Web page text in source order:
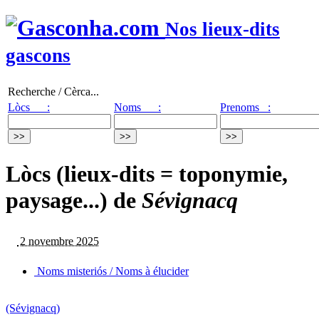
Nos lieux-dits
gascons
Recherche / Cèrca...
Lòcs :
Noms : Prenoms :
Lòcs (lieux-dits = toponymie,
paysage...) de Sévignacq
2 novembre 2025
Noms misteriós / Noms à élucider
(Sévignacq)